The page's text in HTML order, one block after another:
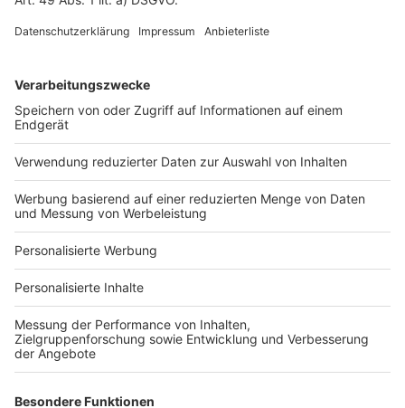
Services
Bauprojekt-Quiz
Häuser-Suche
Hausanbieter-Suche
Bauprojekt-Profil
Für Unternehmen
Ihre Baufirma auf bauen.de
Kostenloses Infogespräch